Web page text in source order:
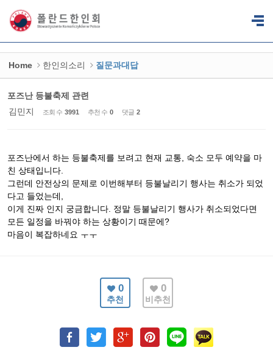
Home 한인의소리 질문과대답
포즈난 등불축제 관련
김민지
조회 수 3991 추천 수 0 댓글 2
포즈난에서 하는 등불축제를 보려고 현재 교통, 숙소 모두 예약을 마
친 상태입니다.
그런데 안전상의 문제로 이번해부터 등불날리기 행사는 취소가 되었
다고 들었는데,
이게 진짜 인지 궁금합니다. 정말 등불날리기 행사가 취소되었다면
모든 일정을 바꿔야 하는 상황이기 때문에?
마음이 복잡하네요 ㅜㅜ
0
추천
0
비추천